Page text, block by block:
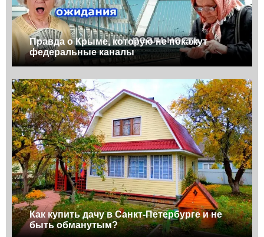
Правда о Крыме, которую не покажут
федеральные каналы
Как купить дачу в Санкт-Петербурге и не
быть обманутым?